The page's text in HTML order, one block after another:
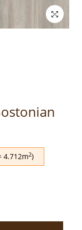
4.712m2)